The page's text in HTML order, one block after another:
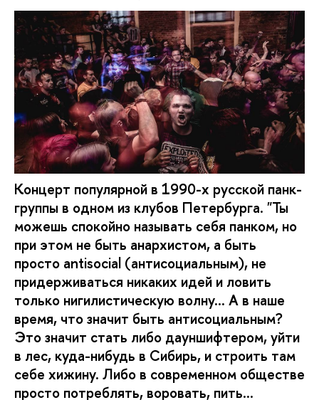
Концерт популярной в 1990-х русской панк-
группы в одном из клубов Петербурга. "Ты
можешь спокойно называть себя панком, но
при этом не быть анархистом, а быть
просто antisocial (антисоциальным), не
придерживаться никаких идей и ловить
только нигилистическую волну... А в наше
время, что значит быть антисоциальным?
Это значит стать либо дауншифтером, уйти
в лес, куда-нибудь в Сибирь, и строить там
себе хижину. Либо в современном обществе
просто потреблять, воровать, пить...